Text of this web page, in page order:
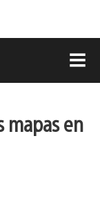
mapas en